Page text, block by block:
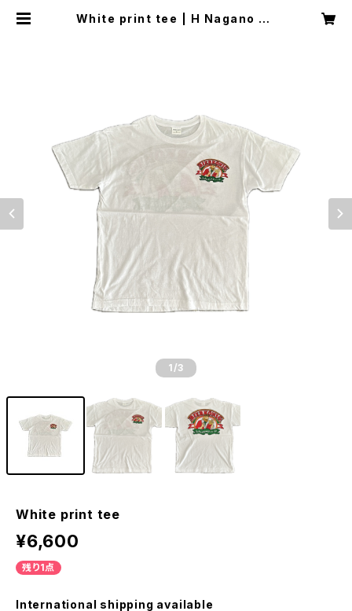
White print tee | H Nagano Se
1 /3
White print tee
¥6,600
残り1点
International shipping available